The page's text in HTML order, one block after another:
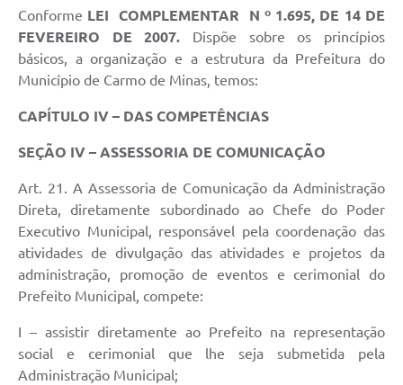
Contratos
Ouvidoria
Audiências Públicas
Arquivos para Download
Carta de Serviços
Notícias
Turismo
Galeria de Vídeos
Secretarias
Projetos
Conforme LEI COMPLEMENTAR N º 1.695, DE 14 DE
FEVEREIRO DE 2007. Dispõe sobre os princípios
básicos, a organização e a estrutura da Prefeitura do
Município de Carmo de Minas, temos:
CAPÍTULO IV – DAS COMPETÊNCIAS
SEÇÃO IV – ASSESSORIA DE COMUNICAÇÃO
Art. 21. A Assessoria de Comunicação da Administração
Direta, diretamente subordinado ao Chefe do Poder
Executivo Municipal, responsável pela coordenação das
atividades de divulgação das atividades e projetos da
administração, promoção de eventos e cerimonial do
Prefeito Municipal, compete:
I – assistir diretamente ao Prefeito na representação
social e cerimonial que lhe seja submetida pela
Administração Municipal;